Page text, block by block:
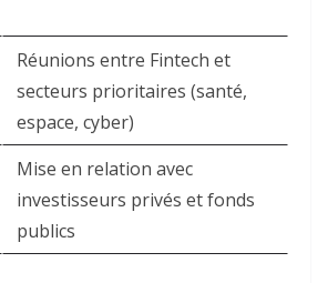
Réunions entre Fintech et
secteurs prioritaires (santé,
espace, cyber)
Mise en relation avec
investisseurs privés et fonds
publics